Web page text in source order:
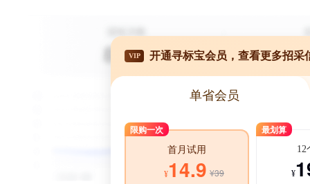
VIP 开通寻标宝会员，查看更多招采
单省会员
限购一次
首月试用
¥14.9 ¥39
最划算
12
¥